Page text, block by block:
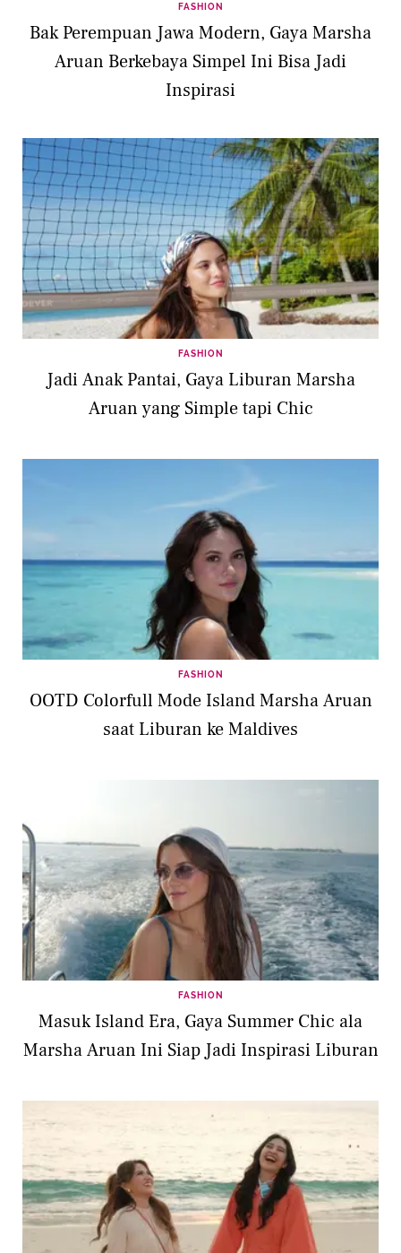
FASHION
Bak Perempuan Jawa Modern, Gaya Marsha
Aruan Berkebaya Simpel Ini Bisa Jadi
Inspirasi
FASHION
Jadi Anak Pantai, Gaya Liburan Marsha
Aruan yang Simple tapi Chic
FASHION
OOTD Colorfull Mode Island Marsha Aruan
saat Liburan ke Maldives
FASHION
Masuk Island Era, Gaya Summer Chic ala
Marsha Aruan Ini Siap Jadi Inspirasi Liburan